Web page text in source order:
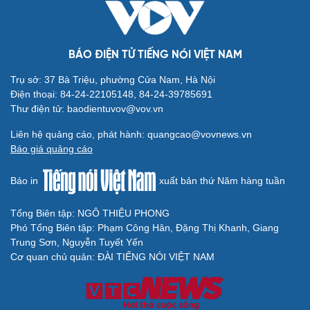
Phòng mạch online
Sân khấu - Điện ảnh
Văn học
Âm nhạc
Di sản
Nghệ sĩ
Du lịch
Tư vấn
Câu chuyện thời sự
Cửa sổ tình yêu
Kể chuyện cho bé
BÁO ĐIỆN TỬ TIẾNG NÓI VIỆT NAM
Trụ sở: 37 Bà Triệu, phường Cửa Nam, Hà Nội
Điện thoại: 84-24-22105148, 84-24-39785691
Thư điện tử: baodientuvov@vov.vn
Liên hệ quảng cáo, phát hành: quangcao@vovnews.vn
Báo giá quảng cáo
Báo in xuất bản thứ Năm hàng tuần
Tổng Biên tập: NGÔ THIỆU PHONG
Phó Tổng Biên tập: Phạm Công Hân, Đặng Thị Khanh, Giang
Trung Sơn, Nguyễn Tuyết Yến
Cơ quan chủ quản: ĐÀI TIẾNG NÓI VIỆT NAM